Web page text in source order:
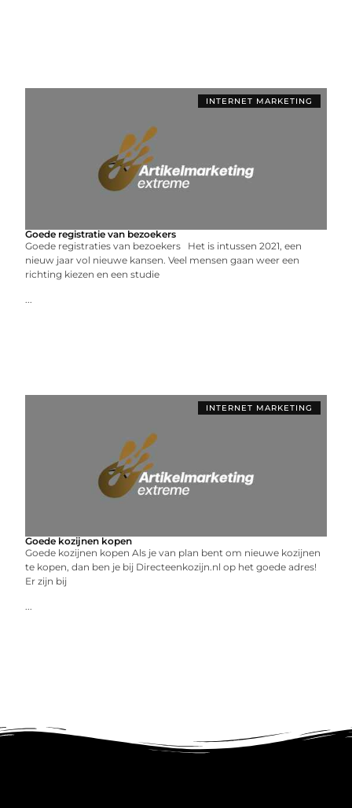
INTERNET MARKETING
Goede registratie van bezoekers
Goede registraties van bezoekers Het is intussen 2021, een
nieuw jaar vol nieuwe kansen. Veel mensen gaan weer een
richting kiezen en een studie
...
INTERNET MARKETING
Goede kozijnen kopen
Goede kozijnen kopen Als je van plan bent om nieuwe kozijnen
te kopen, dan ben je bij Directeenkozijn.nl op het goede adres!
Er zijn bij
...